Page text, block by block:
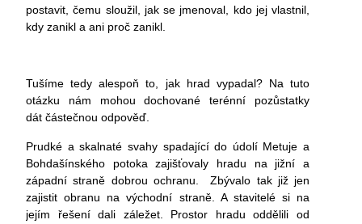
postavit, čemu sloužil, jak se jmenoval, kdo jej vlastnil,
kdy zanikl a ani proč zanikl.
Tušíme tedy alespoň to, jak hrad vypadal? Na tuto
otázku nám mohou dochované terénní pozůstatky
dát částečnou odpověď.
Prudké a skalnaté svahy spadající do údolí Metuje a
Bohdašínského potoka zajišťovaly hradu na jižní a
západní straně dobrou ochranu. Zbývalo tak již jen
zajistit obranu na východní straně. A stavitelé si na
jejím řešení dali záležet. Prostor hradu oddělili od